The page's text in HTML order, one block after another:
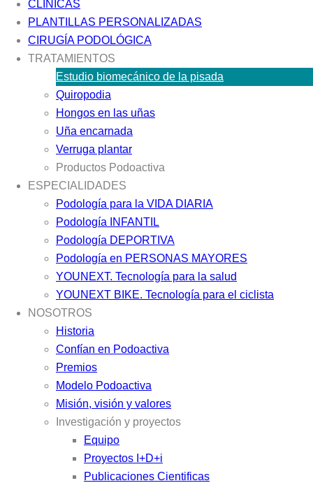
CLÍNICAS
PLANTILLAS PERSONALIZADAS
CIRUGÍA PODOLÓGICA
TRATAMIENTOS
Estudio biomecánico de la pisada
Quiropodia
Hongos en las uñas
Uña encarnada
Verruga plantar
Productos Podoactiva
ESPECIALIDADES
Podología para la VIDA DIARIA
Podología INFANTIL
Podología DEPORTIVA
Podología en PERSONAS MAYORES
YOUNEXT. Tecnología para la salud
YOUNEXT BIKE. Tecnología para el ciclista
NOSOTROS
Historia
Confían en Podoactiva
Premios
Modelo Podoactiva
Misión, visión y valores
Investigación y proyectos
Equipo
Proyectos I+D+i
Publicaciones Cientificas